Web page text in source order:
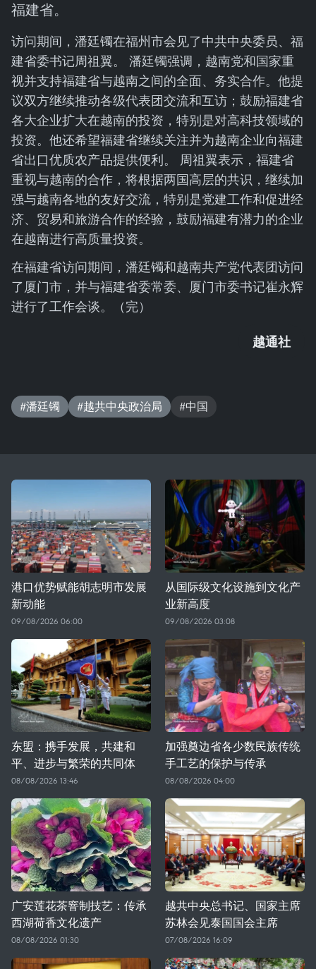
福建省。
访问期间，潘廷镯在福州市会见了中共中央委员、福
建省委书记周祖翼。 潘廷镯强调，越南党和国家重
视并支持福建省与越南之间的全面、务实合作。他提
议双方继续推动各级代表团交流和互访；鼓励福建省
各大企业扩大在越南的投资，特别是对高科技领域的
投资。他还希望福建省继续关注并为越南企业向福建
省出口优质农产品提供便利。 周祖翼表示，福建省
重视与越南的合作，将根据两国高层的共识，继续加
强与越南各地的友好交流，特别是党建工作和促进经
济、贸易和旅游合作的经验，鼓励福建有潜力的企业
在越南进行高质量投资。
在福建省访问期间，潘廷镯和越南共产党代表团访问
了厦门市，并与福建省委常委、厦门市委书记崔永辉
进行了工作会谈。（完）
越通社
#潘廷镯 #越共中央政治局 #中国
港口优势赋能胡志明市发展
新动能
09/08/2026 06:00
从国际级文化设施到文化产
业新高度
09/08/2026 03:08
东盟：携手发展，共建和
平、进步与繁荣的共同体
08/08/2026 13:46
加强奠边省各少数民族传统
手工艺的保护与传承
08/08/2026 04:00
广安莲花茶窨制技艺：传承
西湖荷香文化遗产
08/08/2026 01:30
越共中央总书记、国家主席
苏林会见泰国国会主席
07/08/2026 16:09